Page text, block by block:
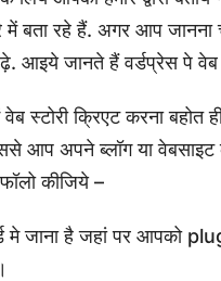
बता रहे हैं. अगर आप
आइये जानते हैं वर्डप्रेस पे
स्टोरी क्रिएट करना बहोत
आप अपने ब्लॉग या वेबसाइट
कीजिये –
है जहां पर आपको